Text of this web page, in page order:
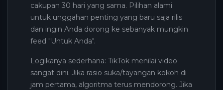
cakupan 30 hari yang sama. Pilihan alami
untuk unggahan penting yang baru saja rilis
dan ingin Anda dorong ke sebanyak mungkin
feed "Untuk Anda".
Logikanya sederhana: TikTok menilai video
sangat dini. Jika rasio suka/tayangan kokoh di
jam pertama, algoritma terus mendorong. Jika